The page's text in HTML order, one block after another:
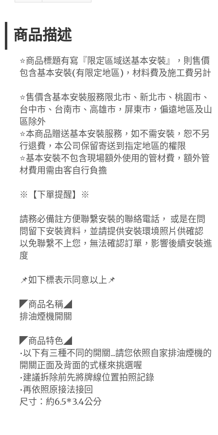
商品描述
⭐️商品標題有寫『限定區域送基本安裝』，則售價
包含基本安裝(有限定地區)，材料費及施工費另計
⭐️售價含基本安裝服務限北市、新北市、桃園市、
台中市、台南市、高雄市，屏東市，偏遠地區及山
區除外
⭐️本商品贈送基本安裝服務，如不需安裝，恕不另
行退費，本公司保留寄送到指定地區的權限
⭐️基本安裝不包含現場額外使用的管材費，額外管
材費用需由客自行負擔
※【下單提醒】※
請務必備註方便聯繫安裝的聯絡電話， 或是在問
問留下安裝資料，並請提供安裝環境照片供確認
以免聯繫不上您，無法確認訂單，影響後續安裝進
度
📌如下標表示同意以上📌
◤商品名稱◢
排油煙機開關
◤商品特色◢
•以下有三種不同的開關...請您依照自家排油煙機的
開關正面及背面的式樣來挑選喔
•建議拆除前先將牌線位置拍照記錄
•再依照原接法接回
尺寸：約6.5*3.4公分